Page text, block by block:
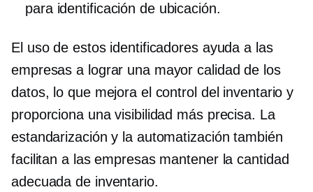
para identificación de ubicación.
El uso de estos identificadores ayuda a las
empresas a lograr una mayor calidad de los
datos, lo que mejora el control del inventario y
proporciona una visibilidad más precisa. La
estandarización y la automatización también
facilitan a las empresas mantener la cantidad
adecuada de inventario.